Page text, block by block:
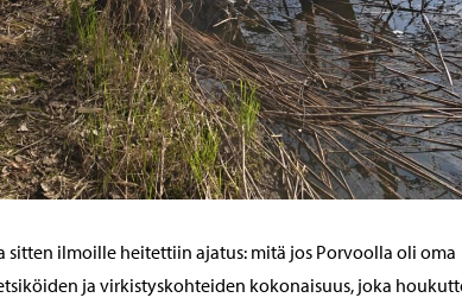
sitten ilmoille heitettiin ajatus: mitä jos Porvoolla oli oma
ja virkistyskohteiden kokonaisuus, joka